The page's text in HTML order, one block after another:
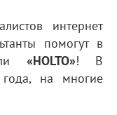
интернет
помогут в
«HOLTO»! В
на многие